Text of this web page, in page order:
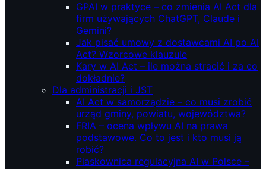
GPAI w praktyce – co zmienia AI Act dla
firm używających ChatGPT, Claude i
Gemini?
Jak pisać umowy z dostawcami AI po AI
Act? Wzorcowe klauzule
Kary w AI Act – ile można stracić i za co
dokładnie?
Dla administracji i JST
AI Act w samorządzie – co musi zrobić
urząd gminy, powiatu, województwa?
FRIA – ocena wpływu AI na prawa
podstawowe. Co to jest i kto musi ją
robić?
Piaskownica regulacyjna AI w Polsce –